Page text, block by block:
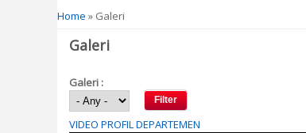
You are here
Home » Galeri
Galeri
Galeri :
VIDEO PROFIL DEPARTEMEN